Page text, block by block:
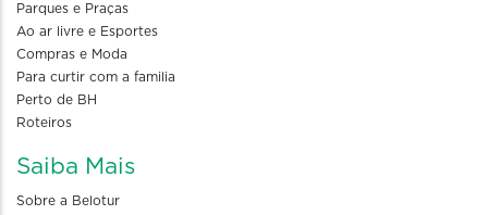
Parques e Praças
Ao ar livre e Esportes
Compras e Moda
Para curtir com a familia
Perto de BH
Roteiros
Saiba Mais
Sobre a Belotur